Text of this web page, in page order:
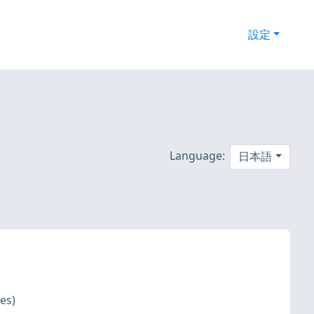
設定
Language: 日本語